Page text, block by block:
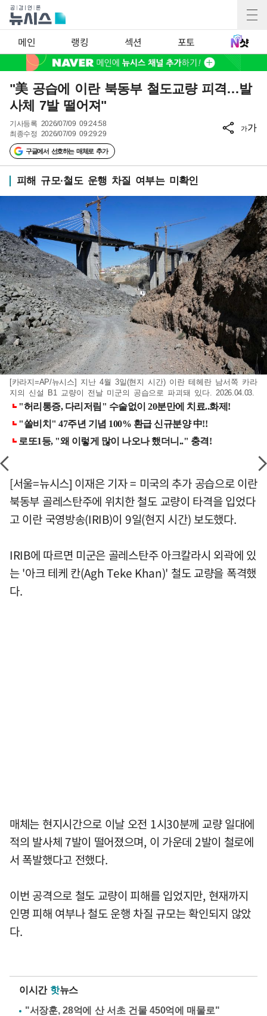
메인 랭킹 섹션 포토
"美 공습에 이란 북동부 철도교량 피격…발
사체 7발 떨어져"
기사등록 2026/07/09 09:24:58
최종수정 2026/07/09 09:29:29
구글에서 선호하는 매체로 추가
가가
피해 규모·철도 운행 차질 여부는 미확인
[카라지=AP/뉴시스] 지난 4월 3일(현지 시간) 이란 테헤란 남서쪽 카라
지의 신설 B1 교량이 전날 미군의 공습으로 파괴돼 있다. 2026.04.03.
[서울=뉴시스] 이재은 기자 = 미국의 추가 공습으로 이란
북동부 골레스탄주에 위치한 철도 교량이 타격을 입었다
고 이란 국영방송(IRIB)이 9일(현지 시간) 보도했다.
IRIB에 따르면 미군은 골레스탄주 아크칼라시 외곽에 있
는 '아크 테케 칸(Agh Teke Khan)' 철도 교량을 폭격했
다.
매체는 현지시간으로 이날 오전 1시30분께 교량 일대에
적의 발사체 7발이 떨어졌으며, 이 가운데 2발이 철로에
서 폭발했다고 전했다.
이번 공격으로 철도 교량이 피해를 입었지만, 현재까지
인명 피해 여부나 철도 운행 차질 규모는 확인되지 않았
다.
이시간 핫뉴스
"서장훈, 28억에 산 서초 건물 450억에 매물로"